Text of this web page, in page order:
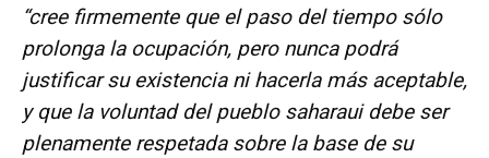
“cree firmemente que el paso del tiempo sólo
prolonga la ocupación, pero nunca podrá
justificar su existencia ni hacerla más aceptable,
y que la voluntad del pueblo saharaui debe ser
plenamente respetada sobre la base de su